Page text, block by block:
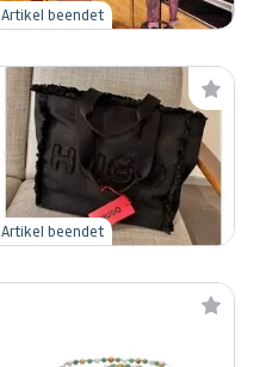
Artikel beendet
Artikel beendet